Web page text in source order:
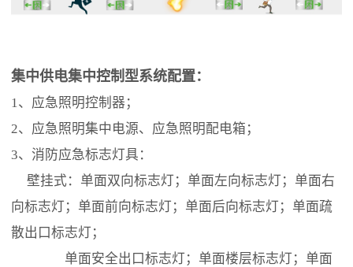
集中供电集中控制型系统配置：
1、应急照明控制器；
2、应急照明集中电源、应急照明配电箱；
3、消防应急标志灯具：
壁挂式：单面双向标志灯；单面左向标志灯；单面右
向标志灯；单面前向标志灯；单面后向标志灯；单面疏
散出口标志灯；
单面安全出口标志灯；单面楼层标志灯；单面